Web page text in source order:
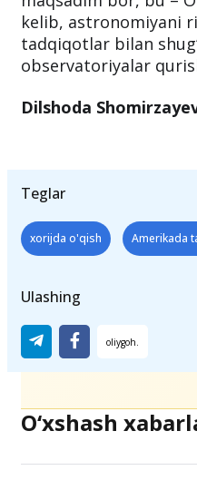
kelib, astronomiyani
tadqiqotlar bilan
observatoriyalar
Dilshoda
Teglar
xorijda o'qish Amerikada
Ulashing
O‘xshash